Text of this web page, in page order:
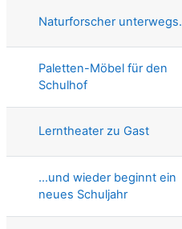
Naturforscher unterwegs.
Paletten-Möbel für den
Schulhof
Lerntheater zu Gast
…und wieder beginnt ein
neues Schuljahr